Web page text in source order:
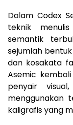
Dalam Codex
teknik
semantik
sejumlah
dan kosakata
Asemic
penyair
menggunakan
kaligrafis yang